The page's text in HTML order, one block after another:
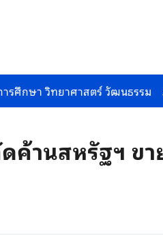
ารศึกษา วิทยาศาสตร์ วัฒนธรรม
านสหรัฐฯ ขา